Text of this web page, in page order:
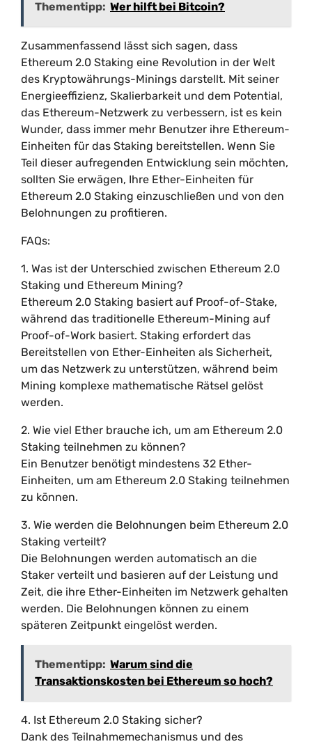
Thementipp: Wer hilft bei Bitcoin?
Zusammenfassend lässt sich sagen, dass
Ethereum 2.0 Staking eine Revolution in der Welt
des Kryptowährungs-Minings darstellt. Mit seiner
Energieeffizienz, Skalierbarkeit und dem Potential,
das Ethereum-Netzwerk zu verbessern, ist es kein
Wunder, dass immer mehr Benutzer ihre Ethereum-
Einheiten für das Staking bereitstellen. Wenn Sie
Teil dieser aufregenden Entwicklung sein möchten,
sollten Sie erwägen, Ihre Ether-Einheiten für
Ethereum 2.0 Staking einzuschließen und von den
Belohnungen zu profitieren.
FAQs:
1. Was ist der Unterschied zwischen Ethereum 2.0
Staking und Ethereum Mining?
Ethereum 2.0 Staking basiert auf Proof-of-Stake,
während das traditionelle Ethereum-Mining auf
Proof-of-Work basiert. Staking erfordert das
Bereitstellen von Ether-Einheiten als Sicherheit,
um das Netzwerk zu unterstützen, während beim
Mining komplexe mathematische Rätsel gelöst
werden.
2. Wie viel Ether brauche ich, um am Ethereum 2.0
Staking teilnehmen zu können?
Ein Benutzer benötigt mindestens 32 Ether-
Einheiten, um am Ethereum 2.0 Staking teilnehmen
zu können.
3. Wie werden die Belohnungen beim Ethereum 2.0
Staking verteilt?
Die Belohnungen werden automatisch an die
Staker verteilt und basieren auf der Leistung und
Zeit, die ihre Ether-Einheiten im Netzwerk gehalten
werden. Die Belohnungen können zu einem
späteren Zeitpunkt eingelöst werden.
Thementipp: Warum sind die
Transaktionskosten bei Ethereum so hoch?
4. Ist Ethereum 2.0 Staking sicher?
Dank des Teilnahmemechanismus und des